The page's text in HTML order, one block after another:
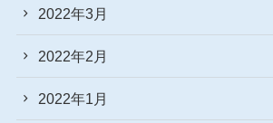
2022年3月
2022年2月
2022年1月